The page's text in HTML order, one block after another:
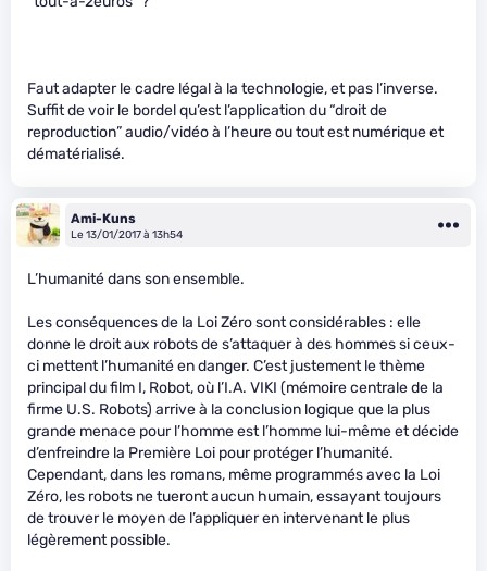
Faut adapter le cadre légal à la technologie, et pas l’inverse.
Suffit de voir le bordel qu’est l’application du “droit de
reproduction” audio/vidéo à l’heure ou tout est numérique et
dématérialisé.
Ami-Kuns
Le 13/01/2017 à 13h54
L’humanité dans son ensemble.
Les conséquences de la Loi Zéro sont considérables : elle
donne le droit aux robots de s’attaquer à des hommes si ceux-
ci mettent l’humanité en danger. C’est justement le thème
principal du film I, Robot, où l’I.A. VIKI (mémoire centrale de la
firme U.S. Robots) arrive à la conclusion logique que la plus
grande menace pour l’homme est l’homme lui-même et décide
d’enfreindre la Première Loi pour protéger l’humanité.
Cependant, dans les romans, même programmés avec la Loi
Zéro, les robots ne tueront aucun humain, essayant toujours
de trouver le moyen de l’appliquer en intervenant le plus
légèrement possible.